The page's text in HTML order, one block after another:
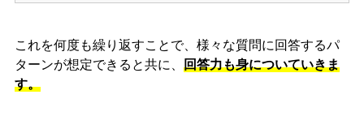
これを何度も繰り返すことで、様々な質問に回答するパ
ターンが想定できると共に、 回答力も身についていきま
す。